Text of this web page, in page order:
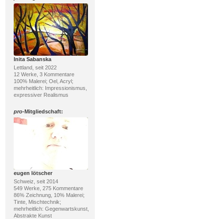
Inita Sabanska
Lettland, seit 2022
12 Werke, 3 Kommentare
100% Malerei; Oel, Acryl;
mehrheitlich: Impressionismus,
expressiver Realismus
pro-Mitgliedschaft:
eugen lötscher
Schweiz, seit 2014
549 Werke, 275 Kommentare
86% Zeichnung, 10% Malerei;
Tinte, Mischtechnik;
mehrheitlich: Gegenwartskunst,
Abstrakte Kunst